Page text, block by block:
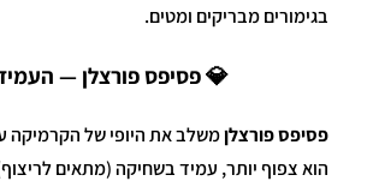
בגימורים מבריקים ומטים.
💎 פסיפס פורצלן —
פסיפס פורצלןמשלב את היופי של הקרמיקה
הוא צפוף יותר, עמיד בשחיקה (מתאים